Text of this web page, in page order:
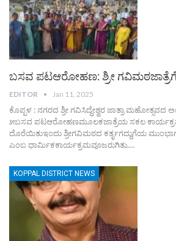
ಬಸವ ಪಟಆರೋಹಣ: ಶ್ರೀ ಗವಿಮಠಜಾತ್ರೆಗೆ
EDITOR Jan 11, 2025
ಕೊಪ್ಪಳ : ನಗರದ ಶ್ರೀ ಗವಿಸಿದ್ಧೇಶ್ವರ ಜಾತ್ರಾ
೫ಬಸವ ಪಟಆರೋಹಣಮೂಲಕಜಾತ್ರೆಯ ಸಕಲ
ದೊರೆಯಿತುಇಂದು ಶ್ರೀಗವಿಮಠದ ಕರ್ತೃಗದ್ದುಗೆಯ
ಎಂಬ ಧಾರ್ಮಿಕಕಾರ್ಯಕ್ರಮವೂಜರುಗಿತು.…
KOPPAL DISTRICT NEWS